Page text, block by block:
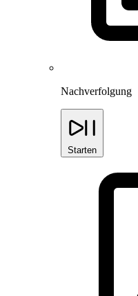
Nachverfolgung
Starten